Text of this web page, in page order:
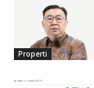
Properti